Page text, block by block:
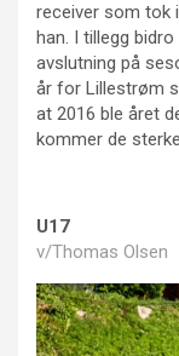
receiver som tok
han. I tillegg
avslutning på
år for Lillestrøm
at 2016 ble året
kommer de
U17
v/Thomas Olsen